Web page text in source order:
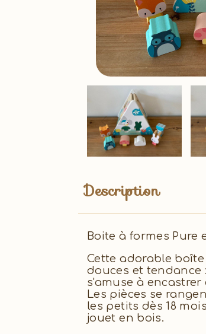
Description
Boite à formes Pure
Cette adorable
douces et
s'amuse à
Les pièces se
les petits dès 18
jouet en bois.